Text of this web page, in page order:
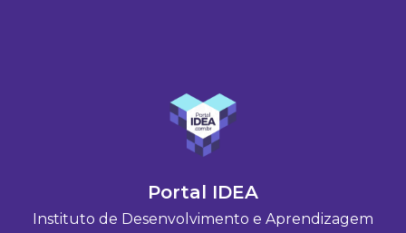
Portal IDEA
Instituto de Desenvolvimento e Aprendizagem